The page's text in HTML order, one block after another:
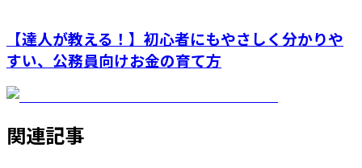
【達人が教える！】初心者にもやさしく分かりや
すい、公務員向けお金の育て方
関連記事